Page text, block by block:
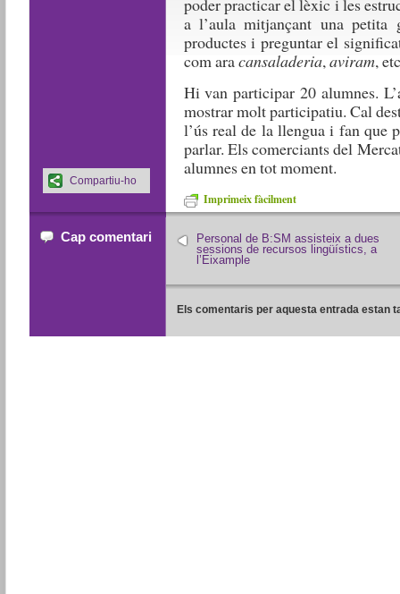
poder practicar el lèxic i les
a l’aula mitjançant una petita
productes i preguntar el
com aracansaladeria,aviram,
Hi van participar 20 alumnes.
mostrar molt participatiu. Cal
l’ús real de la llengua i fan que
parlar. Els comerciants del
alumnes en tot moment.
Imprimeix fàcilment
Compartiu-ho
Cap comentari
Personal de B:SM assisteix a dues
sessions de recursos lingüístics, a
l’Eixample
Els comentaris per aquesta entrada estan